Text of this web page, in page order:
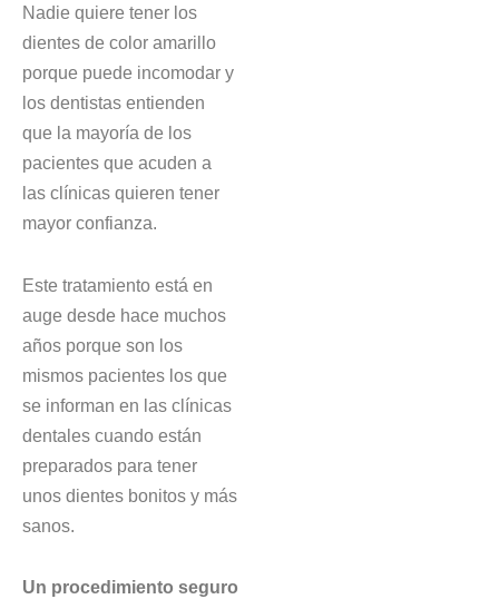
Nadie quiere tener los
dientes de color amarillo
porque puede incomodar y
los dentistas entienden
que la mayoría de los
pacientes que acuden a
las clínicas quieren tener
mayor confianza.
Este tratamiento está en
auge desde hace muchos
años porque son los
mismos pacientes los que
se informan en las clínicas
dentales cuando están
preparados para tener
unos dientes bonitos y más
sanos.
Un procedimiento seguro